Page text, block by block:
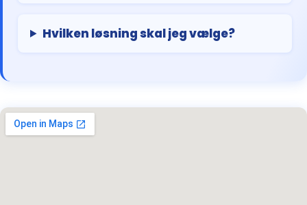
Hvilken løsning skal jeg vælge?